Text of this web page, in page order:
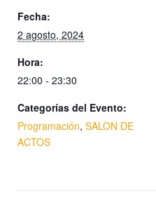
Fecha:
2 agosto, 2024
Hora:
22:00 - 23:30
Categorías del Evento:
Programación, SALON DE
ACTOS